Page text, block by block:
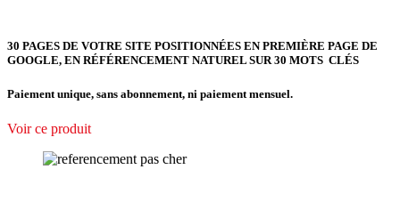
30 PAGES DE VOTRE SITE POSITIONNÉES EN PREMIÈRE PAGE DE
GOOGLE, EN RÉFÉRENCEMENT NATUREL SUR 30 MOTS CLÉS
Paiement unique, sans abonnement, ni paiement mensuel.
Voir ce produit